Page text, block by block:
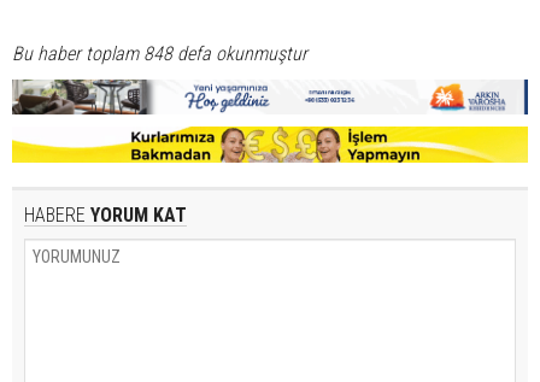
Bu haber toplam 848 defa okunmuştur
HABERE YORUM KAT